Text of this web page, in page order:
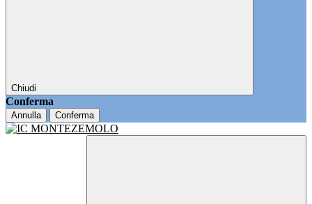
Chiudi
Conferma
Annulla Conferma